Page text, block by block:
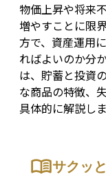
物価上昇や将来
増やすことに限
方で、資産運用
ればよいのか分
は、貯蓄と投資
な商品の特徴、
具体的に解説しま
サクッ